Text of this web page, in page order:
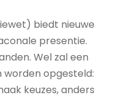
biedt nieuwe
presentie.
Wel zal een
opgesteld:
keuzes, anders